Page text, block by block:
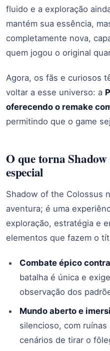
fluido e a exploração
mantém sua essência,
completamente nova,
quem jogou o original
Agora, os fãs e curiosos
voltar a esse universo: a
oferecendo o remake
permitindo que o game
O que torna
especial
Shadow of the Colossus
aventura; é uma
exploração, estratégia e
elementos que fazem o
Combate épico
batalha é única e
observação dos
Mundo aberto e
silencioso, com
cenários de tirar o